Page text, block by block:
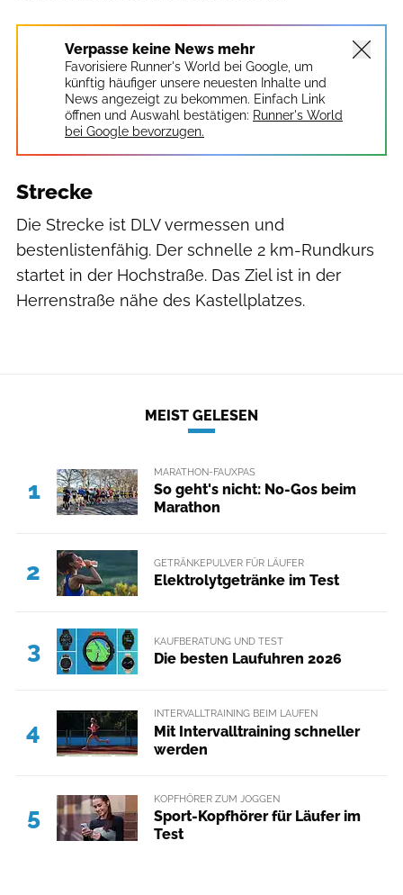
Verpasse keine News mehr
Favorisiere Runner's World bei Google, um
künftig häufiger unsere neuesten Inhalte und
News angezeigt zu bekommen. Einfach Link
öffnen und Auswahl bestätigen: Runner's World
bei Google bevorzugen.
Strecke
Die Strecke ist DLV vermessen und
bestenlistenfähig. Der schnelle 2 km-Rundkurs
startet in der Hochstraße. Das Ziel ist in der
Herrenstraße nähe des Kastellplatzes.
MEIST GELESEN
1
MARATHON-FAUXPAS
So geht's nicht: No-Gos beim
Marathon
2 GETRÄNKEPULVER FÜR LÄUFER
Elektrolytgetränke im Test
3 KAUFBERATUNG UND TEST
Die besten Laufuhren 2026
4
INTERVALLTRAINING BEIM LAUFEN
Mit Intervalltraining schneller
werden
5
KOPFHÖRER ZUM JOGGEN
Sport-Kopfhörer für Läufer im
Test